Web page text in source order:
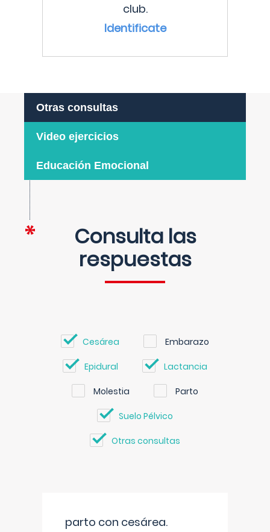
club.
Identificate
Otras consultas
Video ejercicios
Educación Emocional
Consulta las
respuestas
Cesárea Embarazo
Epidural Lactancia
Molestia Parto
Suelo Pélvico
Otras consultas
parto con cesárea.